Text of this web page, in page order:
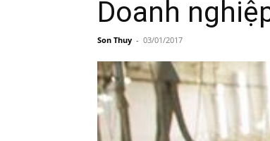
Doanh
Son Thuy - 03/01/2017